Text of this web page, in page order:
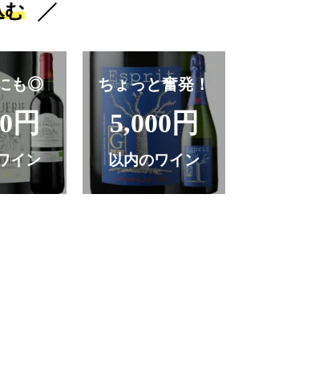
む
も◎
円
イン
ちょっと奮発！
5,000円
以内のワイン